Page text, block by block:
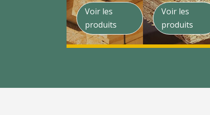
Voir les
produits
Voir les
produits